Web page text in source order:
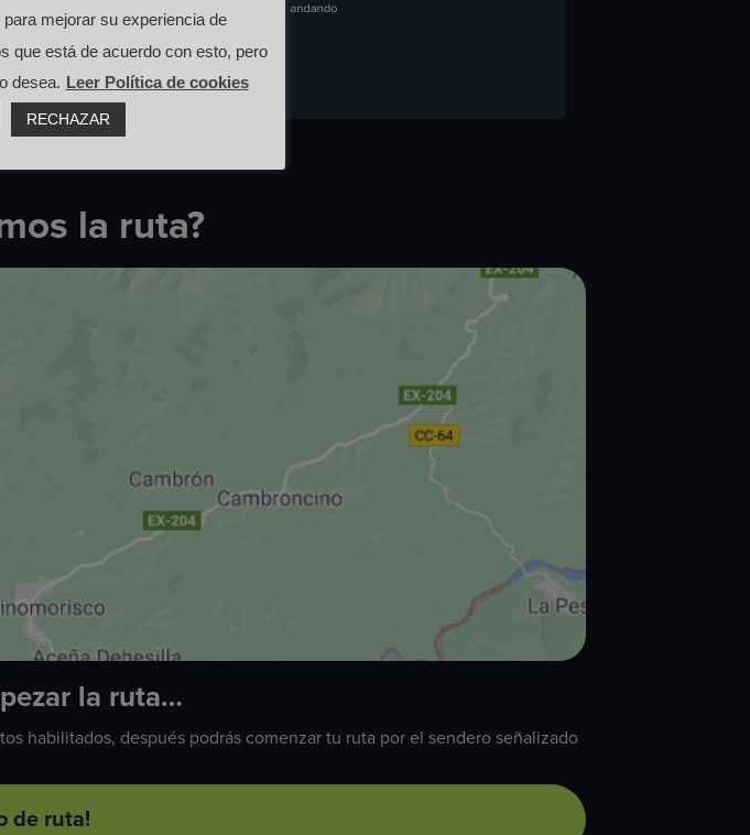
la ruta?
la ruta…
habilitados, después podrás comenzar tu ruta por el sendero señalizado
de ruta!
mejorar su experiencia de
que está de acuerdo con esto, pero
desea. Leer Política de cookies
RECHAZAR